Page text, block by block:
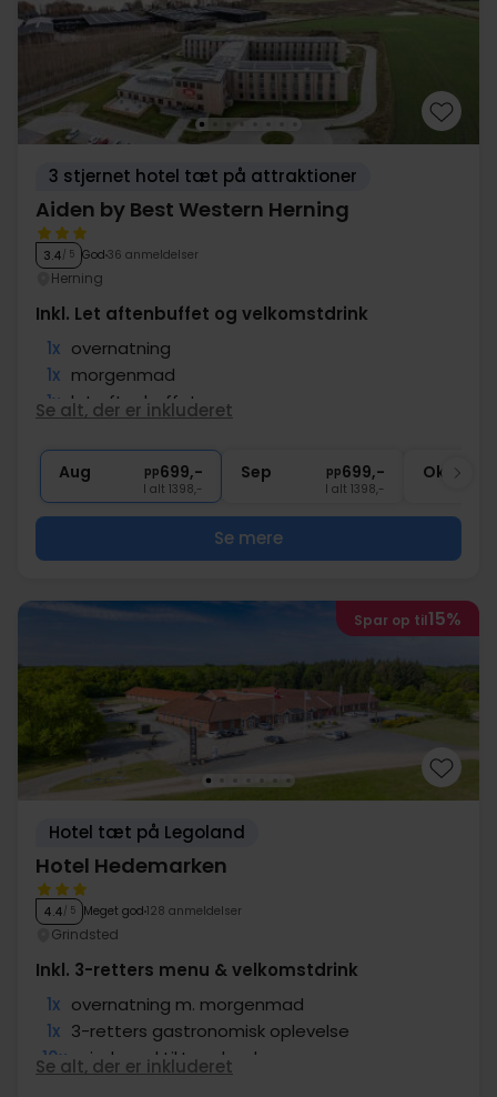
3 stjernet hotel tæt på attraktioner
Aiden by Best Western Herning
3.4/ 5 God 36 anmeldelser
Herning
Inkl. Let aftenbuffet og velkomstdrink
1x overnatning
1x morgenmad
1x let aftenbuffet
∞ Gratis parkering
Se alt, der er inkluderet
Aug pp699,-
I alt 1398,-
Sep pp699,-
I alt 1398,-
Okt
Se mere
Spar op til15%
Hotel tæt på Legoland
Hotel Hedemarken
4.4/ 5 Meget god 128 anmeldelser
Grindsted
Inkl. 3-retters menu & velkomstdrink
1x overnatning m. morgenmad
1x 3-retters gastronomisk oplevelse
10x min. kørsel til Legoland
Se alt, der er inkluderet